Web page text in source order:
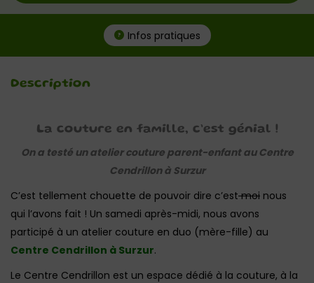
Infos pratiques
Description
La couture en famille, c’est génial !
On a testé un atelier couture parent-enfant au Centre
Cendrillon à Surzur
C’est tellement chouette de pouvoir dire c’estmoi nous
qui l’avons fait ! Un samedi après-midi, nous avons
participé à un atelier couture en duo (mère-fille) au
Centre Cendrillon à Surzur.
Le Centre Cendrillon est un espace dédié à la couture, à la